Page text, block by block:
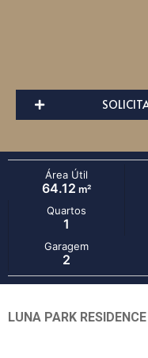
Área Útil
64.12 m²
Quartos
1
Garagem
2
LUNA PARK